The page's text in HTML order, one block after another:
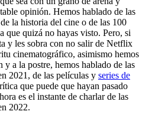
opinión. Hemos hablado de las
la historia del cine o de las 100
que quizá no hayas visto. Pero, si
y les sobra con no salir de Netflix
cinematográfico, asimismo hemos
y a la postre, hemos hablado de las
2021, de las películas y series de
que puede que hayan pasado
es el instante de charlar de las
2022.